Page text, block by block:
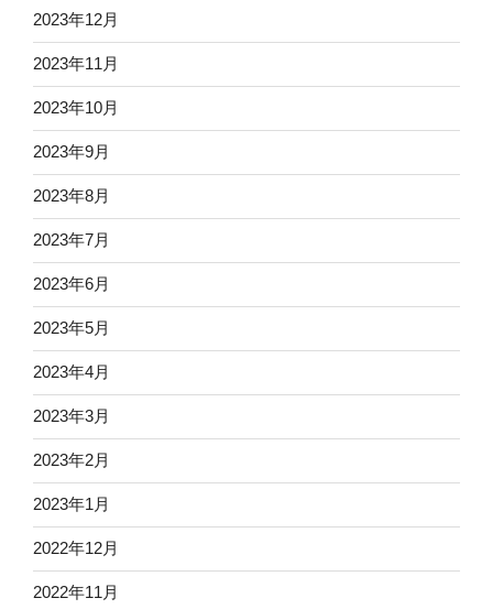
2023年12月
2023年11月
2023年10月
2023年9月
2023年8月
2023年7月
2023年6月
2023年5月
2023年4月
2023年3月
2023年2月
2023年1月
2022年12月
2022年11月